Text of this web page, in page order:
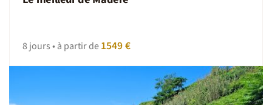
8 jours • à partir de1549 €